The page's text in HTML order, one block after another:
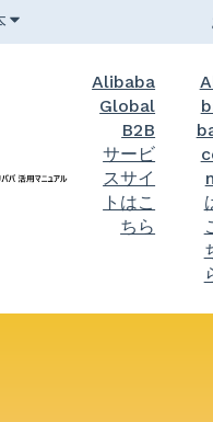
翻訳のサブメニューを表
Alibaba
Global
B2B
サービ
スサイ
トはこ
ちら